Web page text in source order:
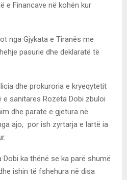
e Financave në kohën kur
nga Gjykata e Tiranës me
pasurie dhe deklaratë të
dhe prokuroria e kryeqytetit
e sanitares Rozeta Dobi zbuloi
dhe paratë e gjetura në
ajo, por ish zyrtarja e lartë ia
ka thënë se ka parë shumë
ishin të fshehura në disa